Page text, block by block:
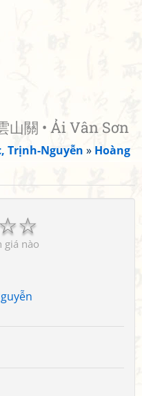
山關 • Ải Vân Sơn
Trịnh-Nguyễn » Hoàng
☆
☆
giá nào